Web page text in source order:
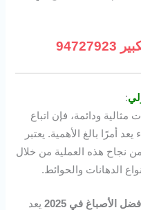
:
ودائمة، فإن اتباع
أمرًا بالغ الأهمية. يعتبر
نجاح هذه العملية من خلال
الدهانات والحوائط.
أفضل الأصباغ في 2025
يعد